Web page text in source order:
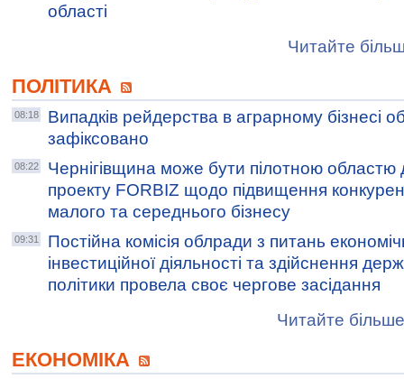
області
Читайте
ПОЛІТИКА
08:18
Випадків рейдерства в аграрному бізнесі
зафіксовано
08:22
Чернігівщина може бути пілотною областю
проекту FORBIZ щодо підвищення
малого та середнього бізнесу
09:31
Постійна комісія облради з питань
інвестиційної діяльності та здійснення
політики провела своє чергове засідання
Читайте
ЕКОНОМІКА